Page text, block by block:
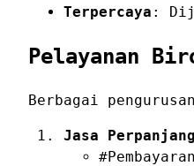
Terpercaya :
Pelayanan
Berbagai
Jasa Perpanjang